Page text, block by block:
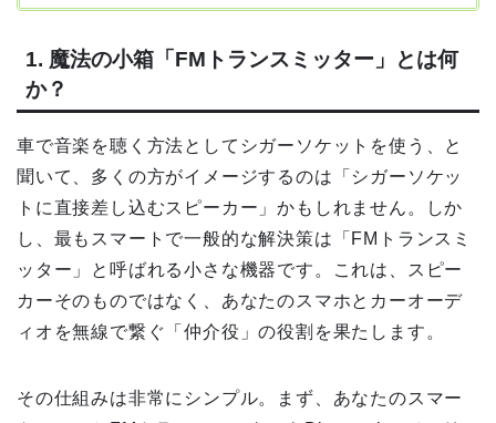
1. 魔法の小箱「FMトランスミッター」とは何
か？
車で音楽を聴く方法としてシガーソケットを使う、と
聞いて、多くの方がイメージするのは「シガーソケッ
トに直接差し込むスピーカー」かもしれません。しか
し、最もスマートで一般的な解決策は「FMトランスミ
ッター」と呼ばれる小さな機器です。これは、スピー
カーそのものではなく、あなたのスマホとカーオーデ
ィオを無線で繋ぐ「仲介役」の役割を果たします。
その仕組みは非常にシンプル。まず、あなたのスマー